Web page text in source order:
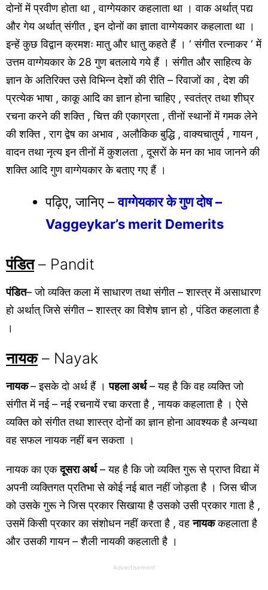
दोनों में प्रवीण होता था , वाग्गेयकार कहलाता था । वाक अर्थात् पद्य
और गेय अर्थात् संगीत , इन दोनों का ज्ञाता वाग्गेयकार कहलाता था ।
इन्हें कुछ विद्वान क्रमशः मातु और धातु कहते हैं । ‘ संगीत रत्नाकर ‘ में
उत्तम वाग्गेयकार के 28 गुण बतलाये गये हैं । संगीत और साहित्य के
ज्ञान के अतिरिक्त उसे विभिन्न देशों की रीति – रिवाजों का , देश की
प्रत्येक भाषा , काकू आदि का ज्ञान होना चाहिए , स्वतंत्र तथा शीघ्र
रचना करने की शक्ति , चित्त की एकाग्रता , तीनों स्थानों में गमक लेने
की शक्ति , राग द्वेष का अभाव , अलौकिक बुद्धि , वाक्यचातुर्य , गायन ,
वादन तथा नृत्य इन तीनों में कुशलता , दूसरों के मन का भाव जानने की
शक्ति आदि गुण वाग्गेयकार के बताए गए हैं ।
पढ़िए, जानिए –वाग्गेयकार के गुण दोष –
Vaggeykar’s merit Demerits
पंडित– Pandit
पंडित– जो व्यक्ति कला में साधारण तथा संगीत – शास्त्र में असाधारण
हो अर्थात् जिसे संगीत – शास्त्र का विशेष ज्ञान हो , पंडित कहलाता है
।
नायक– Nayak
नायक– इसके दो अर्थ हैं ।पहला अर्थ– यह है कि वह व्यक्ति जो
संगीत में नई – नई रचनायें रचा करता है , नायक कहलाता है । ऐसे
व्यक्ति को संगीत तथा शास्त्र दोनों का ज्ञान होना आवश्यक है अन्यथा
वह सफल नायक नहीं बन सकता ।
नायक का एकदूसरा अर्थ– यह है कि जो व्यक्ति गुरू से प्राप्त विद्या में
अपनी व्यक्तिगत प्रतिभा से कोई नई बात नहीं जोड़ता है । जिस चीज
को उसके गुरू ने जिस प्रकार सिखाया है उसको उसी प्रकार गाता है ,
उसमें किसी प्रकार का संशोधन नहीं करता है , वहनायककहलाता है
और उसकी गायन – शैली नायकी कहलाती है ।
Advertisement